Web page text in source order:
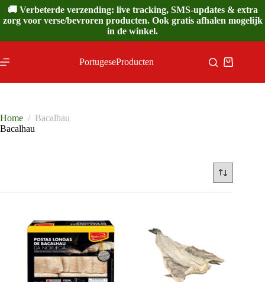
Ga
naar
de
🚚 Verbeterde verzending: live tracking, SMS-updates & extra
zorg voor verse/bevroren producten. Ook gratis afhalen mogelijk
in de winkel.
PortugeseProducten
Home / Bacalhau
Bacalhau